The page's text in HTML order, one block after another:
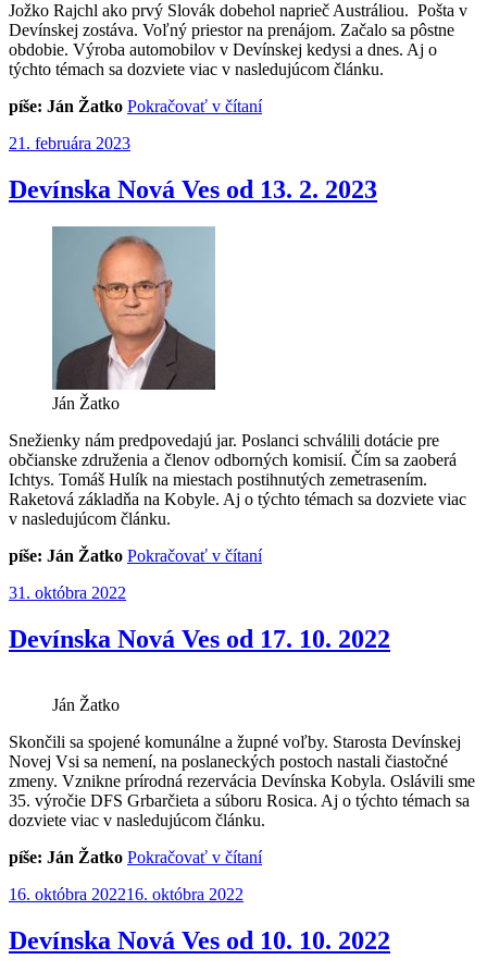
Jožko Rajchl ako prvý Slovák dobehol naprieč Austráliou. Pošta v
Devínskej zostáva. Voľný priestor na prenájom. Začalo sa pôstne
obdobie. Výroba automobilov v Devínskej kedysi a dnes. Aj o
týchto témach sa dozviete viac v nasledujúcom článku.
píše: Ján Žatko Pokračovať v čítaní„Devínska
20.
2.
Publikované
21. februára 2023
Devínska Nová Ves od 13. 2. 2023
Ján Žatko
Snežienky nám predpovedajú jar. Poslanci schválili dotácie pre
občianske združenia a členov odborných komisií. Čím sa zaoberá
Ichtys. Tomáš Hulík na miestach postihnutých zemetrasením.
Raketová základňa na Kobyle. Aj o týchto témach sa dozviete viac
v nasledujúcom článku.
píše: Ján Žatko Pokračovať v čítaní„Devínska
13.
2.
Publikované
31. októbra 2022
Devínska Nová Ves od 17. 10. 2022
Ján Žatko
Skončili sa spojené komunálne a župné voľby. Starosta Devínskej
Novej Vsi sa nemení, na poslaneckých postoch nastali čiastočné
zmeny. Vznikne prírodná rezervácia Devínska Kobyla. Oslávili sme
35. výročie DFS Grbarčieta a súboru Rosica. Aj o týchto témach sa
dozviete viac v nasledujúcom článku.
píše: Ján Žatko Pokračovať v čítaní„Devínska
17.
10.
Publikované
16. októbra 202216. októbra 2022
Devínska Nová Ves od 10. 10. 2022